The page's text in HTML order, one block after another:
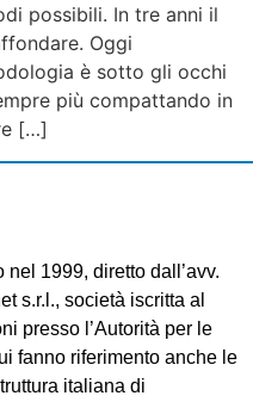
possibili. In tre anni il
Oggi
è sotto gli occhi
più compattando in
[…]
1999, diretto dall’avv.
s.r.l., società iscritta al
presso l’Autorità per le
fanno riferimento anche le
italiana di